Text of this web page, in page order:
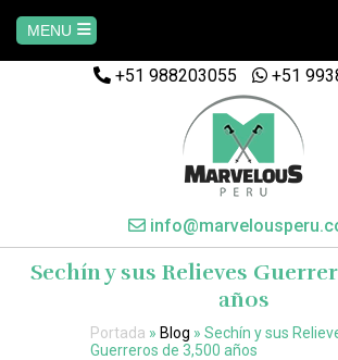
MENU
+51 988203055 +51
Sechín y sus Relieves
años
Portada » Blog » Sechín y sus
Guerreros de 3,500 años